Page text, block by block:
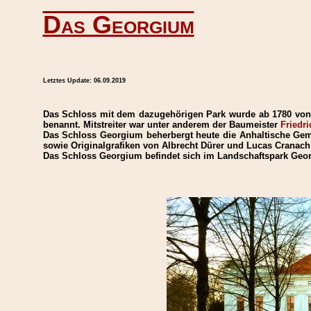
Das Georgium
Letztes Update: 06.09.2019
Das Schloss mit dem dazugehörigen Park wurde ab 1780
benannt. Mitstreiter war unter anderem der Baumeister
Das Schloss Georgium beherbergt heute die Anhaltische
sowie Originalgrafiken von Albrecht Dürer und Lucas
Das Schloss Georgium befindet sich im Landschaftspark